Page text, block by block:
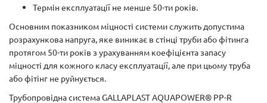
Термін експлуатації не менше 50-ти років.
Основним показником міцності системи служить допустима
розрахункова напруга, яке виникає в стінці труби або фітинга
протягом 50-ти років з урахуванням коефіцієнта запасу
міцності для кожного класу експлуатації, але при цьому труба
або фітінг не руйнується.
Трубопровідна система GALLAPLAST AQUAPOWER® PP-R